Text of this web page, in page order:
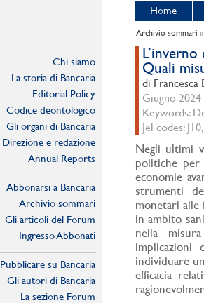
Chi siamo
La storia di Bancaria
Editorial Policy
Codice deontologico
Gli organi di Bancaria
Direzione e redazione
Annual Reports
Abbonarsi a Bancaria
Archivio sommari
Gli articoli del Forum
Ingresso Abbonati
Pubblicare su Bancaria
Gli autori di Bancaria
La sezione Forum
Home
Archivio sommari
Quali
di Francesca
Giugno 2024
Keywords:
Jel codes:
Negli ultimi
politiche per
economie
strumenti
monetari alle
in ambito
nella
individuare
efficacia